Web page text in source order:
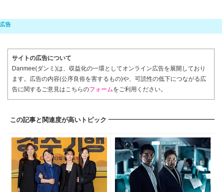
サイトの広告について
Danmee(ダンミ)は、収益化の一環としてオンライン広告を展開しており
ます。広告の内容(公序良俗を害するもの)や、可読性の低下につながる広
告に関するご意見はこちらのフォームをご利用ください。
この記事と関連度が高いトピック